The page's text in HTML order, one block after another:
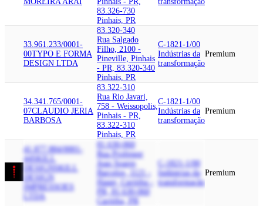
83.326-730
Pinhais, PR
33.961.233/0001-
00TYPO E FORMA
DESIGN LTDA
83.320-340
Rua Salgado
Filho, 2100 -
Pineville, Pinhais
- PR, 83.320-340
Pinhais, PR
C-1821-1/00
Indústrias da
transformação
Premium
34.341.765/0001-
07CLAUDIO JERIA
BARBOSA
83.322-310
Rua Rio Javari,
758 - Weissopolis,
Pinhais - PR,
83.322-310
Pinhais, PR
C-1821-1/00
Indústrias da
transformação
Premium
41.877.884/0001-
44 SKILL
SKILL
IMPRESSOES
81.630-060
Rua Professor
Joao Soares
Barcelos, 1121 -
Hauer, Curitiba -
PR, 81.630-060
Curitiba, PR
C-1821-1/00
Indústrias da
transformação
Premium